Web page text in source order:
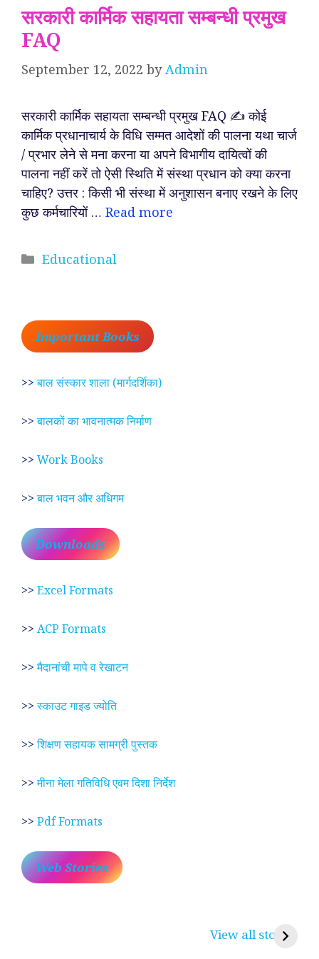
सरकारी कार्मिक सहायता सम्बन्धी प्रमुख
FAQ
September 12, 2022 byAdmin
सरकारी कार्मिक सहायता सम्बन्धी प्रमुख FAQ ✍️ कोई
कार्मिक प्रधानाचार्य के विधि सम्मत आदेशों की पालना यथा चार्ज
/ प्रभार लेने से मना करना या अपने विभागीय दायित्वों की
पालना नहीं करें तो ऐसी स्थिति में संस्था प्रधान को क्या करना
चाहिए? उत्तर : किसी भी संस्था में अनुशासन बनाए रखने के लिए
कुछ कर्मचारियों … Read more
Categories
Educational
Important Books
>>बाल संस्कार शाला (मार्गदर्शिका)
>>बालकों का भावनात्मक निर्माण
>> Work Books
>>बाल भवन और अधिगम
Downloads
>> Excel Formats
>> ACP Formats
>>मैदानांची मापे व रेखाटन
>>स्काउट गाइड ज्योति
>>शिक्षण सहायक सामग्री पुस्तक
>>मीना मेला गतिविधि एवम दिशा निर्देश
>> Pdf Formats
Web Stories
View all stories
रामसा पीर, रुणेचा रा